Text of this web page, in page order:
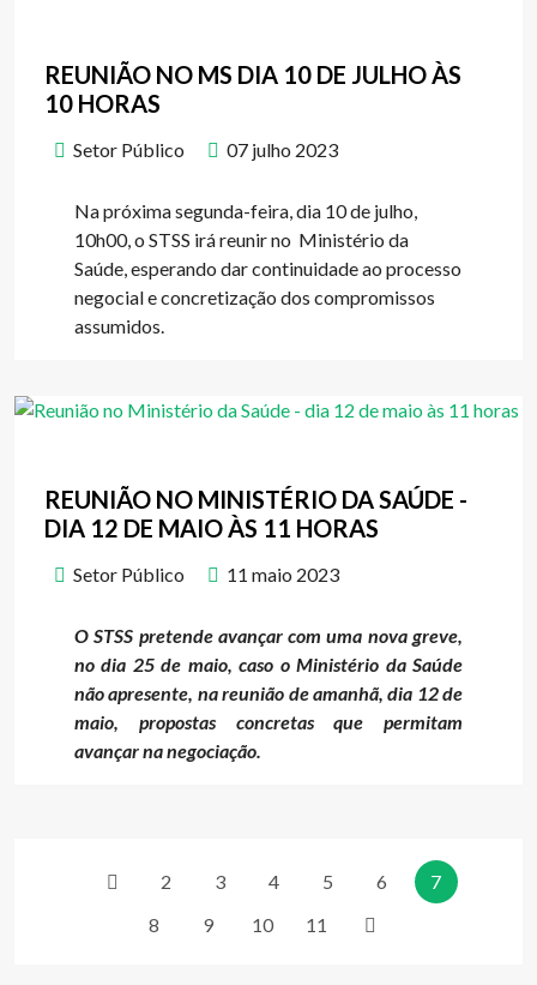
REUNIÃO NO MS DIA 10 DE JULHO ÀS
10 HORAS
Setor Público 07 julho 2023
Na próxima segunda-feira, dia 10 de julho,
10h00, o STSS irá reunir no Ministério da
Saúde, esperando dar continuidade ao processo
negocial e concretização dos compromissos
assumidos.
REUNIÃO NO MINISTÉRIO DA SAÚDE -
DIA 12 DE MAIO ÀS 11 HORAS
Setor Público 11 maio 2023
O STSS pretende avançar com uma nova greve,
no dia 25 de maio, caso o Ministério da Saúde
não apresente, na reunião de amanhã, dia 12 de
maio, propostas concretas que permitam
avançar na negociação.
2 3 4 5 6
7
8
9 10 11